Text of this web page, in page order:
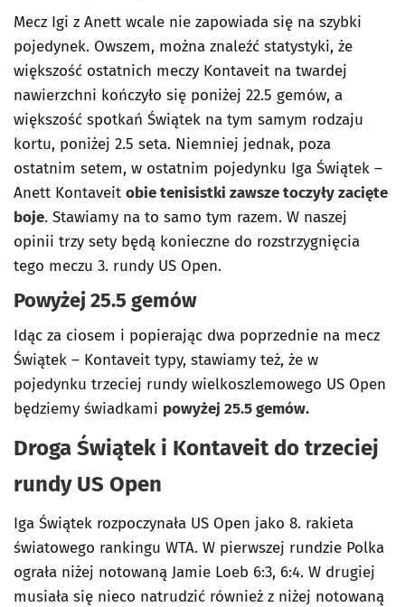
Mecz Igi z Anett wcale nie zapowiada się na szybki
pojedynek. Owszem, można znaleźć statystyki, że
większość ostatnich meczy Kontaveit na twardej
nawierzchni kończyło się poniżej 22.5 gemów, a
większość spotkań Świątek na tym samym rodzaju
kortu, poniżej 2.5 seta. Niemniej jednak, poza
ostatnim setem, w ostatnim pojedynku Iga Świątek –
Anett Kontaveit obie tenisistki zawsze toczyły zacięte
boje. Stawiamy na to samo tym razem. W naszej
opinii trzy sety będą konieczne do rozstrzygnięcia
tego meczu 3. rundy US Open.
Powyżej 25.5 gemów
Idąc za ciosem i popierając dwa poprzednie na mecz
Świątek – Kontaveit typy, stawiamy też, że w
pojedynku trzeciej rundy wielkoszlemowego US Open
będziemy świadkami powyżej 25.5 gemów.
Droga Świątek i Kontaveit do trzeciej
rundy US Open
Iga Świątek rozpoczynała US Open jako 8. rakieta
światowego rankingu WTA. W pierwszej rundzie Polka
ograła niżej notowaną Jamie Loeb 6:3, 6:4. W drugiej
musiała się nieco natrudzić również z niżej notowaną